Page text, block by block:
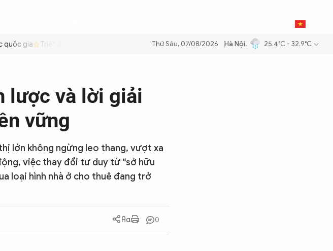
gia Triệt để tiết kiệm xăng dầu để đảm bảo an ninh năng lượng quốc gia Thực hiện Nghị
Thứ Sáu, 07/08/2026 Hà Nội, 25.4°C - 32.9°C
lược và lời giải
vững
lớn không ngừng leo thang, vượt xa
việc thay đổi tư duy từ “sở hữu
loại hình nhà ở cho thuê đang trở
0